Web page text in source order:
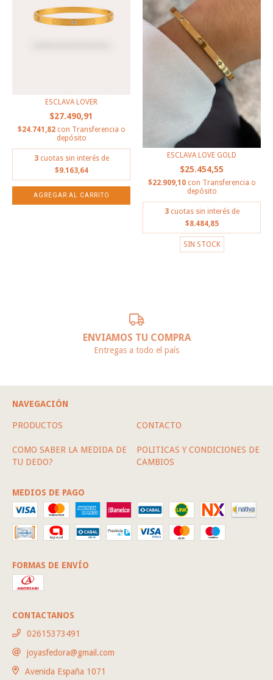
ESCLAVA LOVER
$27.490,91
$24.741,82 con Transferencia o
depósito
3 cuotas sin interés de
$9.163,64
ESCLAVA LOVE GOLD
$25.454,55
$22.909,10 con Transferencia o
depósito
3 cuotas sin interés de
$8.484,85
SIN STOCK
ENVIAMOS TU COMPRA
Entregas a todo el país
NAVEGACIÓN
PRODUCTOS CONTACTO
COMO SABER LA MEDIDA DE
TU DEDO?
POLITICAS Y CONDICIONES DE
CAMBIOS
MEDIOS DE PAGO
FORMAS DE ENVÍO
CONTACTANOS
02615373491
joyasfedora@gmail.com
Avenida España 1071